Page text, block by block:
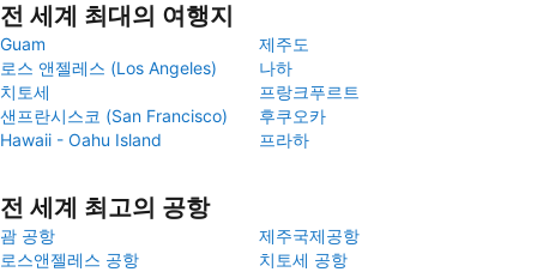
전 세계 최대의 여행지
Guam
제주도
로스 앤젤레스 (Los Angeles)
나하
치토세
프랑크푸르트
샌프란시스코 (San Francisco)
후쿠오카
Hawaii - Oahu Island
프라하
전 세계 최고의 공항
괌 공항
제주국제공항
로스앤젤레스 공항
치토세 공항